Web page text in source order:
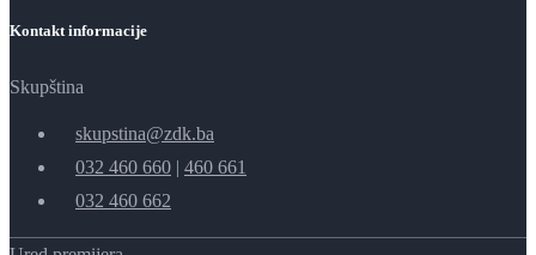
Kontakt informacije
Skupština
skupstina@zdk.ba
032 460 660 | 460 661
032 460 662